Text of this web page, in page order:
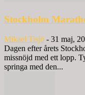
Stockholm
Mikael Tisjö - 31 maj,
Dagen efter årets
missnöjd med ett lopp.
springa med den...